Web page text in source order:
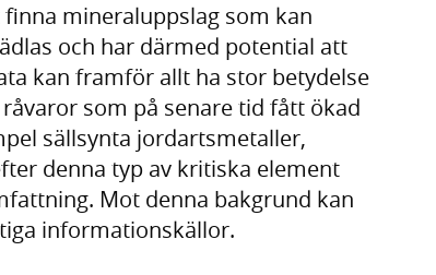
mineraluppslag som kan
och har därmed potential att
kan framför allt ha stor betydelse
som på senare tid fått ökad
sällsynta jordartsmetaller,
denna typ av kritiska element
Mot denna bakgrund kan
informationskällor.